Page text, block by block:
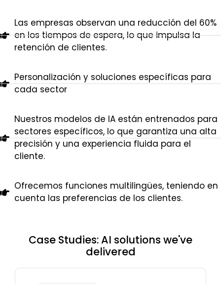
Las empresas observan una reducción del 60%
en los tiempos de espera, lo que impulsa la
retención de clientes.
Personalización y soluciones específicas para
cada sector
Nuestros modelos de IA están entrenados para
sectores específicos, lo que garantiza una alta
precisión y una experiencia fluida para el
cliente.
Ofrecemos funciones multilingües, teniendo en
cuenta las preferencias de los clientes.
Case Studies: AI solutions we've
delivered